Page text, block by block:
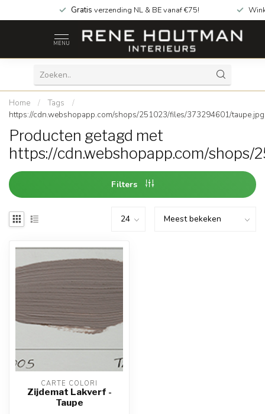
Gratis verzending NL & BE vanaf €75!
MENU
Home / Tags
/
https://cdn.webshopapp.com/shops/251023/files/373294601/taupe.jpg
Producten getagd met
https://cdn.webshopapp.com/
Filters
CARTE COLORI
Zijdemat Lakverf -
Taupe